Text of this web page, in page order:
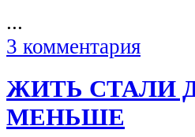
...
3 комментария
ЖИТЬ СТАЛИ
МЕНЬШЕ